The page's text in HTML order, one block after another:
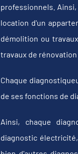
professionnels.
location d'un
démolition ou
travaux de
Chaque
de ses fonctions de
Ainsi, chaque
diagnostic électricité,